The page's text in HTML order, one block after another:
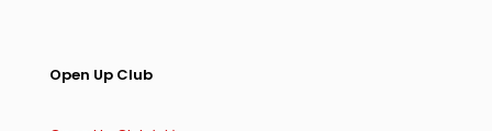
Open Up Club